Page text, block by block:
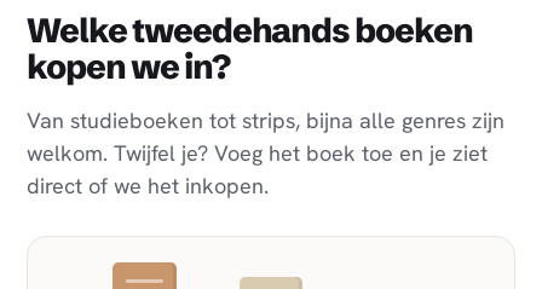
Welke tweedehands boeken
kopen we in?
Van studieboeken tot strips, bijna alle genres zijn
welkom. Twijfel je? Voeg het boek toe en je ziet
direct of we het inkopen.